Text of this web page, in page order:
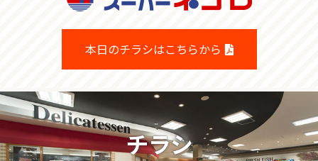
本日のチラシはこちらから
チラシ